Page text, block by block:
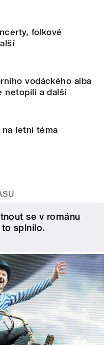
folkové
vodáckého alba
netopili a další
letní téma
se v románu
to splnilo.